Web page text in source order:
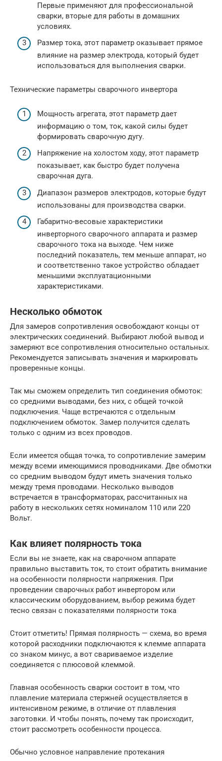
Первые применяют для профессиональной
сварки, вторые для работы в домашних
условиях.
Размер тока, этот параметр оказывает прямое
влияние на размер электрода, который будет
использоваться для выполнения сварки.
Технические параметры сварочного инвертора
Мощность агрегата, этот параметр дает
информацию о том, ток, какой силы будет
формировать сварочную дугу.
Напряжение на холостом ходу, этот параметр
показывает, как быстро будет получена
сварочная дуга.
Диапазон размеров электродов, которые будут
использованы для производства сварки.
Габаритно-весовые характеристики
инверторного сварочного аппарата и размер
сварочного тока на выходе. Чем ниже
последний показатель, тем меньше аппарат, но
и соответственно такое устройство обладает
меньшими эксплуатационными
характеристиками.
Несколько обмоток
Для замеров сопротивления освобождают концы от
электрических соединений. Выбирают любой вывод и
замеряют все сопротивления относительно остальных.
Рекомендуется записывать значения и маркировать
проверенные концы.
Так мы сможем определить тип соединения обмоток:
со средними выводами, без них, с общей точкой
подключения. Чаще встречаются с отдельным
подключением обмоток. Замер получится сделать
только с одним из всех проводов.
Если имеется общая точка, то сопротивление замерим
между всеми имеющимися проводниками. Две обмотки
со средним выводом будут иметь значения только
между тремя проводами. Несколько выводов
встречается в трансформаторах, рассчитанных на
работу в нескольких сетях номиналом 110 или 220
Вольт.
Как влияет полярность тока
Если вы не знаете, как на сварочном аппарате
правильно выставить ток, то стоит обратить внимание
на особенности полярности напряжения. При
проведении сварочных работ инвертором или
классическим оборудованием, выбор режима будет
тесно связан с показателями полярности тока
Стоит отметить! Прямая полярность — схема, во время
которой расходники подключаются к клемме аппарата
со знаком минус, а вот свариваемое изделие
соединяется с плюсовой клеммой.
Главная особенность сварки состоит в том, что
плавление материала стержней осуществляется в
интенсивном режиме, в отличие от плавления
заготовки. И чтобы понять, почему так происходит,
стоит рассмотреть особенности процесса.
Обычно условное направление протекания